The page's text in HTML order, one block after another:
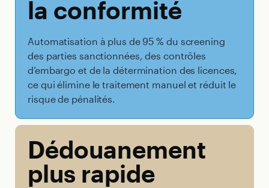
la conformité
Automatisation à plus de 95 % du screening
des parties sanctionnées, des contrôles
d’embargo et de la détermination des licences,
ce qui élimine le traitement manuel et réduit le
risque de pénalités.
Dédouanement
plus rapide